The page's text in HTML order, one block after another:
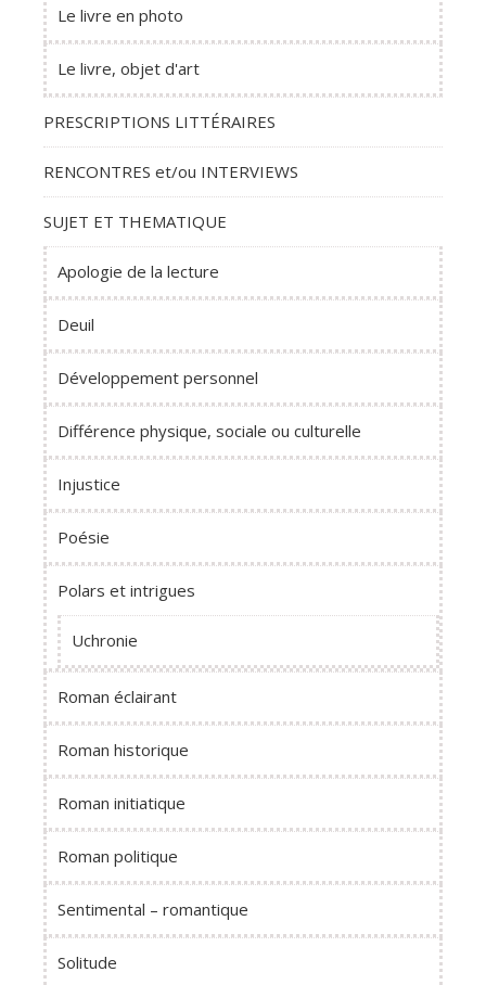
Le livre en photo
Le livre, objet d'art
PRESCRIPTIONS LITTÉRAIRES
RENCONTRES et/ou INTERVIEWS
SUJET ET THEMATIQUE
Apologie de la lecture
Deuil
Développement personnel
Différence physique, sociale ou culturelle
Injustice
Poésie
Polars et intrigues
Uchronie
Roman éclairant
Roman historique
Roman initiatique
Roman politique
Sentimental – romantique
Solitude